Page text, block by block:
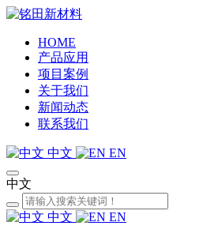
HOME
产品应用
项目案例
关于我们
新闻动态
联系我们
中文 EN
中文
中文 EN